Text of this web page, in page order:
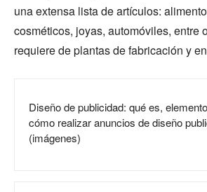
una extensa lista de artículos:
cosméticos, joyas, automóviles, entre
requiere de plantas de fabricación y
Diseño de publicidad: qué es,
cómo realizar anuncios de diseño
(imágenes)